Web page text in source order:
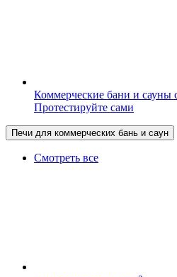
Коммерческие бани и
Протестируйте сами
Печи для коммерческих бань и саун
Смотреть все